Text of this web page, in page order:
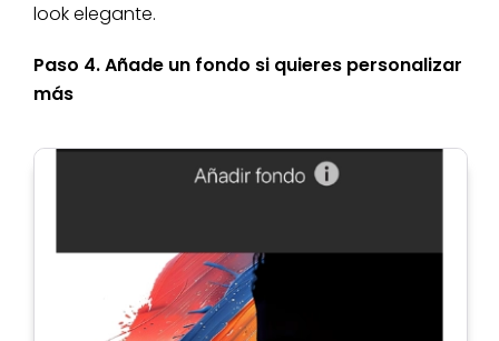
look elegante.
Paso 4. Añade un fondo si quieres personalizar
más